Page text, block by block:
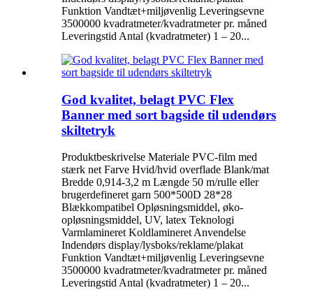
Funktion Vandtæt+miljøvenlig Leveringsevne
3500000 kvadratmeter/kvadratmeter pr. måned
Leveringstid Antal (kvadratmeter) 1 – 20...
God kvalitet, belagt PVC Flex
Banner med sort bagside til udendørs
skiltetryk
Produktbeskrivelse Materiale PVC-film med
stærk net Farve Hvid/hvid overflade Blank/mat
Bredde 0,914-3,2 m Længde 50 m/rulle eller
brugerdefineret garn 500*500D 28*28
Blækkompatibel Opløsningsmiddel, øko-
opløsningsmiddel, UV, latex Teknologi
Varmlamineret Koldlamineret Anvendelse
Indendørs display/lysboks/reklame/plakat
Funktion Vandtæt+miljøvenlig Leveringsevne
3500000 kvadratmeter/kvadratmeter pr. måned
Leveringstid Antal (kvadratmeter) 1 – 20...